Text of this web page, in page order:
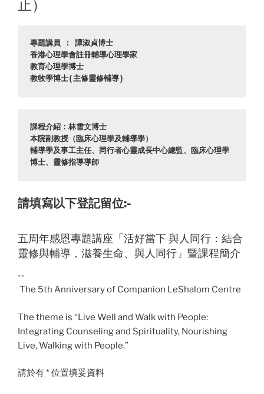
止）
專題講員 : 譚淑貞博士
香港心理學會註冊輔導心理學家
教育心理學博士
教牧學博士(主修靈修輔導)
課程介紹：林雪文博士
本院副教授（臨床心理學及輔導學）
輔導學及事工主任、同行者心靈成長中心總監、臨床心理學
博士、靈修指導導師
請填寫以下登記留位:-
五周年感恩專題講座「活好當下 與人同行：結合
靈修與輔導，滋養生命、與人同行」暨課程簡介
--
The 5th Anniversary of Companion LeShalom Centre
The theme is “Live Well and Walk with People:
Integrating Counseling and Spirituality, Nourishing
Live, Walking with People.”
請於有 * 位置填妥資料